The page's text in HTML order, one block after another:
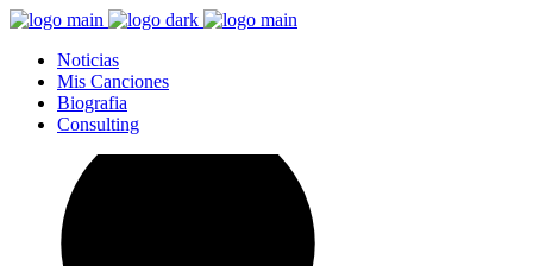
Noticias
Mis Canciones
Biografia
Consulting